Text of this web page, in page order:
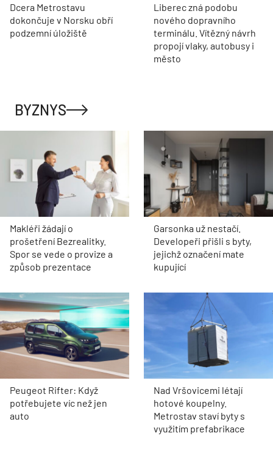
Dcera Metrostavu
dokončuje v Norsku obří
podzemní úložiště
Liberec zná podobu
nového dopravního
terminálu. Vítězný návrh
propojí vlaky, autobusy i
město
BYZNYS
Makléři žádají o
prošetření Bezrealitky.
Spor se vede o provize a
způsob prezentace
Garsonka už nestačí.
Developeři přišli s byty,
jejichž označení mate
kupující
Peugeot Rifter: Když
potřebujete víc než jen
auto
Nad Vršovicemi létají
hotové koupelny.
Metrostav staví byty s
využitím prefabrikace